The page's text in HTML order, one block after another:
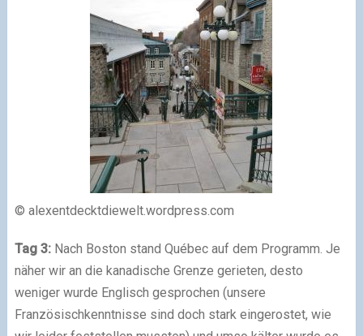
© alexentdecktdiewelt.wordpress.com
Tag 3:Nach Boston stand Québec auf dem Programm. Je
näher wir an die kanadische Grenze gerieten, desto
weniger wurde Englisch gesprochen (unsere
Französischkenntnisse sind doch stark eingerostet, wie